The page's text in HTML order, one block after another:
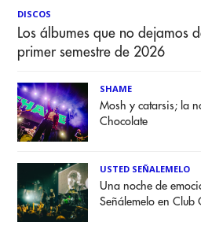
DISCOS
Los álbumes que no dejamos
primer semestre de 2026
SHAME
Mosh y catarsis; la
Chocolate
USTED SEÑALEMELO
Una noche de
Señálemelo en Club